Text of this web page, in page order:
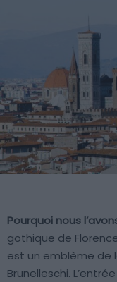
Pourquoi nous
gothique de
est un emblème de
Brunelleschi.